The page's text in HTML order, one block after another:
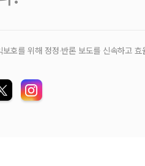
호를 위해 정정‧반론 보도를 신속하고